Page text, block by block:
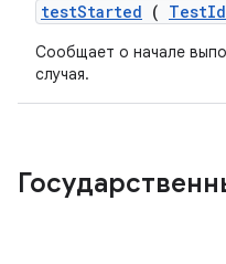
testStarted ( Test
Сообщает о начале
случая.